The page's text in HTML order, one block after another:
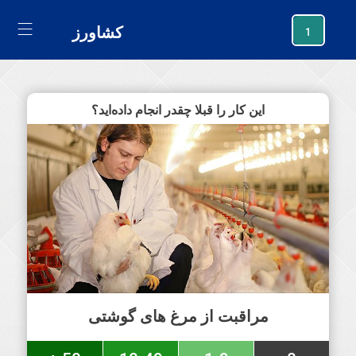
کشاورز 1
این کار را قبلا چقدر انجام داده‌اید؟
مراقبت از مرغ های گوشتی